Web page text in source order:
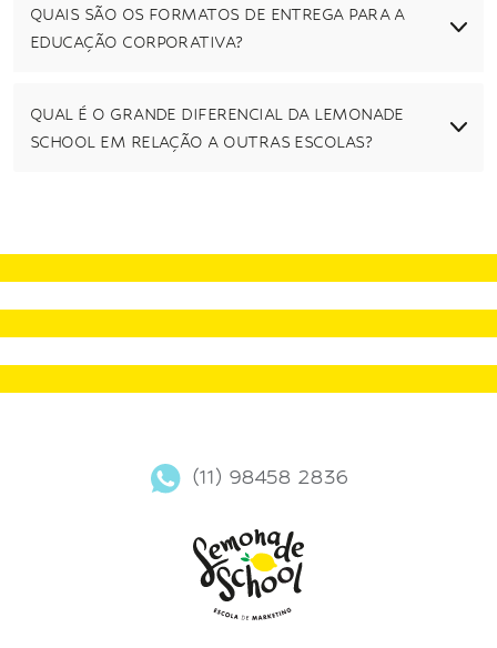
QUAIS SÃO OS FORMATOS DE ENTREGA PARA A
EDUCAÇÃO CORPORATIVA?
QUAL É O GRANDE DIFERENCIAL DA LEMONADE
SCHOOL EM RELAÇÃO A OUTRAS ESCOLAS?
(11) 98458 2836